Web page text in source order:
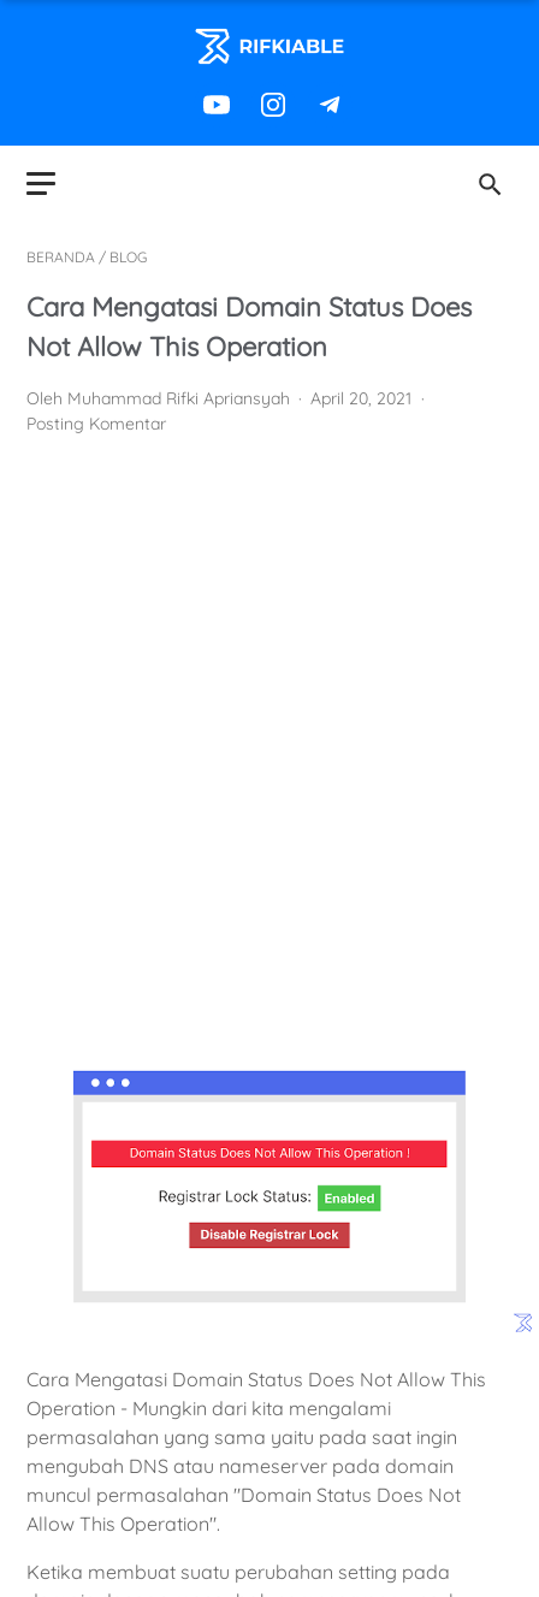
BERANDA / BLOG
Cara Mengatasi Domain Status Does
Not Allow This Operation
Oleh Muhammad Rifki Apriansyah
April 20, 2021
Posting Komentar
Cara Mengatasi Domain Status Does Not Allow This
Operation - Mungkin dari kita mengalami
permasalahan yang sama yaitu pada saat ingin
mengubah DNS atau nameserver pada domain
muncul permasalahan "Domain Status Does Not
Allow This Operation".
Ketika membuat suatu perubahan setting pada